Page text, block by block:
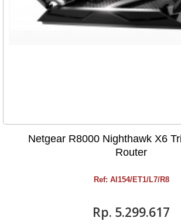
Netgear R8000 Nighthawk X6
Router
Ref: AI154/ET1/L7/R8
Rp‎. 5.299.617